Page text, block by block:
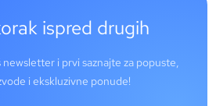
ispred drugih
i prvi saznajte za popuste,
i ekskluzivne ponude!